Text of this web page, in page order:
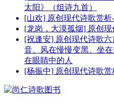
太阳》（组诗九首）
[山欢] 原创现代诗歌赏析
[龙岗，大漠孤烟] 原创
[祝逢安] 原创现代诗歌
音、风在慢慢变黑、坐
在眼睛中的人
[杨振中] 原创现代诗歌